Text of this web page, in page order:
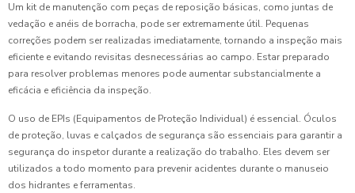
Um kit de manutenção com peças de reposição básicas, como juntas de
vedação e anéis de borracha, pode ser extremamente útil. Pequenas
correções podem ser realizadas imediatamente, tornando a inspeção mais
eficiente e evitando revisitas desnecessárias ao campo. Estar preparado
para resolver problemas menores pode aumentar substancialmente a
eficácia e eficiência da inspeção.
O uso de EPIs (Equipamentos de Proteção Individual) é essencial. Óculos
de proteção, luvas e calçados de segurança são essenciais para garantir a
segurança do inspetor durante a realização do trabalho. Eles devem ser
utilizados a todo momento para prevenir acidentes durante o manuseio
dos hidrantes e ferramentas.